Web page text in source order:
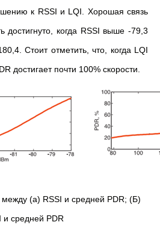
к RSSI и LQI. Хорошая связь
достигнуто, когда RSSI выше -79,3
Стоит отметить, что, когда LQI
достигает почти 100% скорости.
(а) RSSI и средней PDR; (Б)
и средней PDR